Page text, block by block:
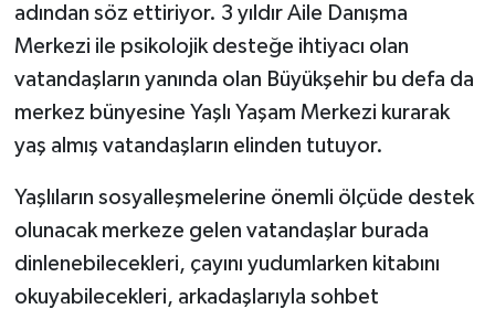
adından söz ettiriyor. 3 yıldır Aile Danışma
Merkezi ile psikolojik desteğe ihtiyacı olan
vatandaşların yanında olan Büyükşehir bu defa da
merkez bünyesine Yaşlı Yaşam Merkezi kurarak
yaş almış vatandaşların elinden tutuyor.
Yaşlıların sosyalleşmelerine önemli ölçüde destek
olunacak merkeze gelen vatandaşlar burada
dinlenebilecekleri, çayını yudumlarken kitabını
okuyabilecekleri, arkadaşlarıyla sohbet